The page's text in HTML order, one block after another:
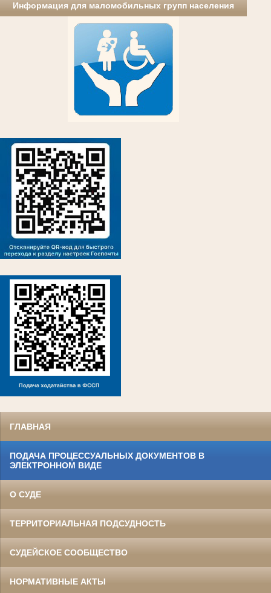
Информация для маломобильных групп населения
ГЛАВНАЯ
ПОДАЧА ПРОЦЕССУАЛЬНЫХ ДОКУМЕНТОВ В
ЭЛЕКТРОННОМ ВИДЕ
О СУДЕ
ТЕРРИТОРИАЛЬНАЯ ПОДСУДНОСТЬ
СУДЕЙСКОЕ СООБЩЕСТВО
НОРМАТИВНЫЕ АКТЫ